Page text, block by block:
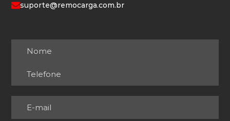
suporte@remocarga.com.br